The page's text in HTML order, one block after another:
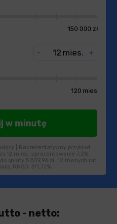
150 000 zł
mies.
- +
120 mies.
| Reprezentatywny przykład:
12 mies., oprocentowanie 7,2%,
spłaty 5 859,96 zł, 12 równych rat
RRSO: 311,72%.
- netto: